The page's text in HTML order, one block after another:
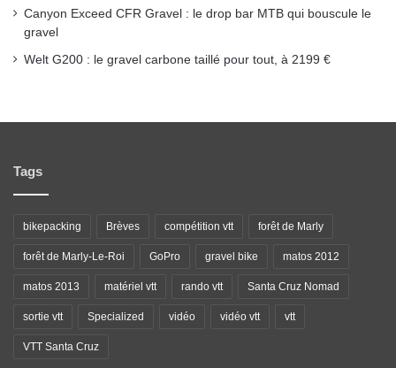
Canyon Exceed CFR Gravel : le drop bar MTB qui bouscule le
gravel
Welt G200 : le gravel carbone taillé pour tout, à 2199 €
Tags
bikepacking Brèves compétition vtt forêt de Marly
forêt de Marly-Le-Roi GoPro gravel bike matos 2012
matos 2013 matériel vtt rando vtt Santa Cruz Nomad
sortie vtt Specialized vidéo vidéo vtt vtt
VTT Santa Cruz